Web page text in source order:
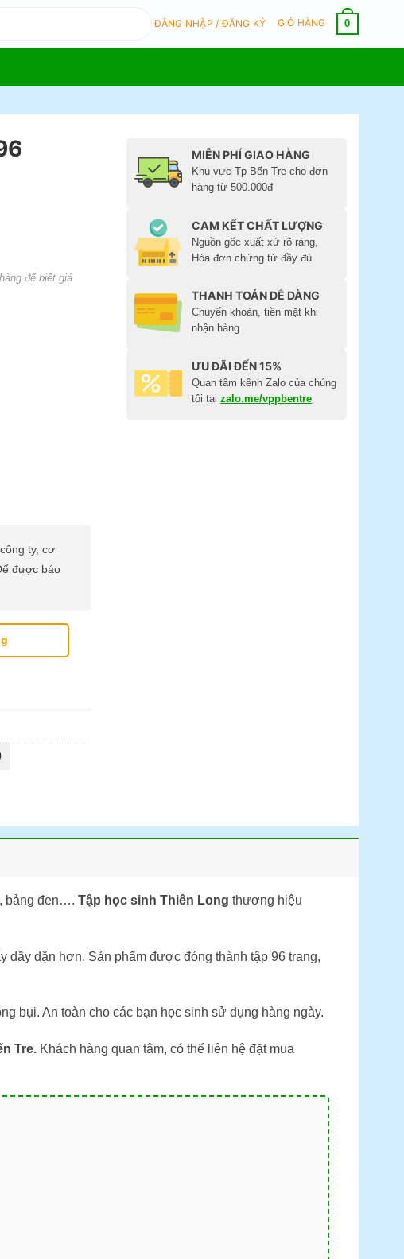
ĐĂNG NHẬP / ĐĂNG KÝ GIỎ HÀNG 0
để biết giá
ty, cơ
được báo
MIỄN PHÍ GIAO HÀNG
Khu vực Tp Bến Tre cho đơn
hàng từ 500.000đ
CAM KẾT CHẤT LƯỢNG
Nguồn gốc xuất xứ rõ ràng,
Hóa đơn chứng từ đầy đủ
THANH TOÁN DỄ DÀNG
Chuyển khoản, tiền mặt khi
nhận hàng
ƯU ĐÃI ĐẾN 15%
Quan tâm kênh Zalo của chúng
tôi tạizalo.me/vppbentre
bảng đen…. Tập học sinh Thiên Long thương hiệu
dặn hơn. Sản phẩm được đóng thành tập 96 trang,
bụi. An toàn cho các bạn học sinh sử dụng hàng ngày.
Tre.Khách hàng quan tâm, có thể liên hệ đặt mua